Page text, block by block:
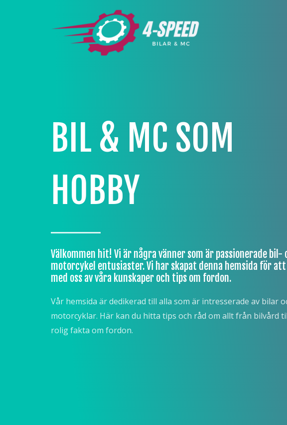
BIL & MC SOM
HOBBY
Välkommen hit! Vi är några vänner som är passionerade bil-
motorcykel entusiaster. Vi har skapat denna hemsida för
med oss av våra kunskaper och tips om fordon.
Vår hemsida är dedikerad till alla som är intresserade av bilar
motorcyklar. Här kan du hitta tips och råd om allt från bilvård
rolig fakta om fordon.